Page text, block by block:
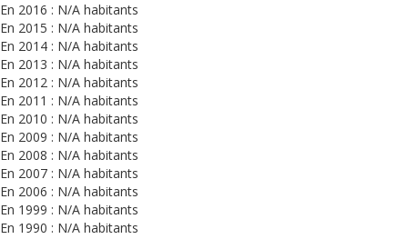
En 2016 : N/A habitants
En 2015 : N/A habitants
En 2014 : N/A habitants
En 2013 : N/A habitants
En 2012 : N/A habitants
En 2011 : N/A habitants
En 2010 : N/A habitants
En 2009 : N/A habitants
En 2008 : N/A habitants
En 2007 : N/A habitants
En 2006 : N/A habitants
En 1999 : N/A habitants
En 1990 : N/A habitants